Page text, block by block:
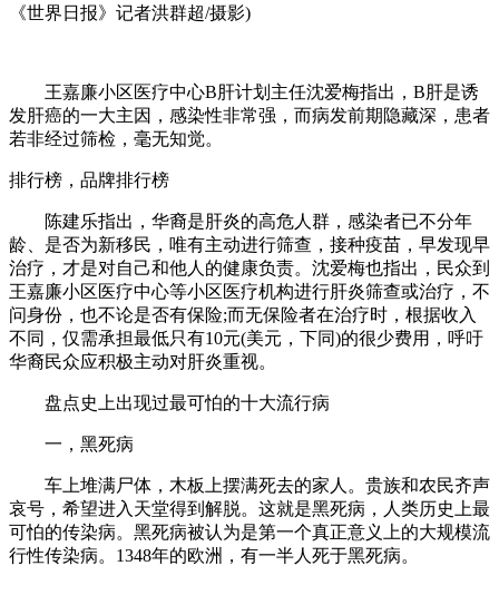
《世界日报》记者洪群超/摄影)
王嘉廉小区医疗中心B肝计划主任沈爱梅指出，B肝是诱
发肝癌的一大主因，感染性非常强，而病发前期隐藏深，患者
若非经过筛检，毫无知觉。
排行榜，品牌排行榜
陈建乐指出，华裔是肝炎的高危人群，感染者已不分年
龄、是否为新移民，唯有主动进行筛查，接种疫苗，早发现早
治疗，才是对自己和他人的健康负责。沈爱梅也指出，民众到
王嘉廉小区医疗中心等小区医疗机构进行肝炎筛查或治疗，不
问身份，也不论是否有保险;而无保险者在治疗时，根据收入
不同，仅需承担最低只有10元(美元，下同)的很少费用，呼吁
华裔民众应积极主动对肝炎重视。
盘点史上出现过最可怕的十大流行病
一，黑死病
车上堆满尸体，木板上摆满死去的家人。贵族和农民齐声
哀号，希望进入天堂得到解脱。这就是黑死病，人类历史上最
可怕的传染病。黑死病被认为是第一个真正意义上的大规模流
行性传染病。1348年的欧洲，有一半人死于黑死病。